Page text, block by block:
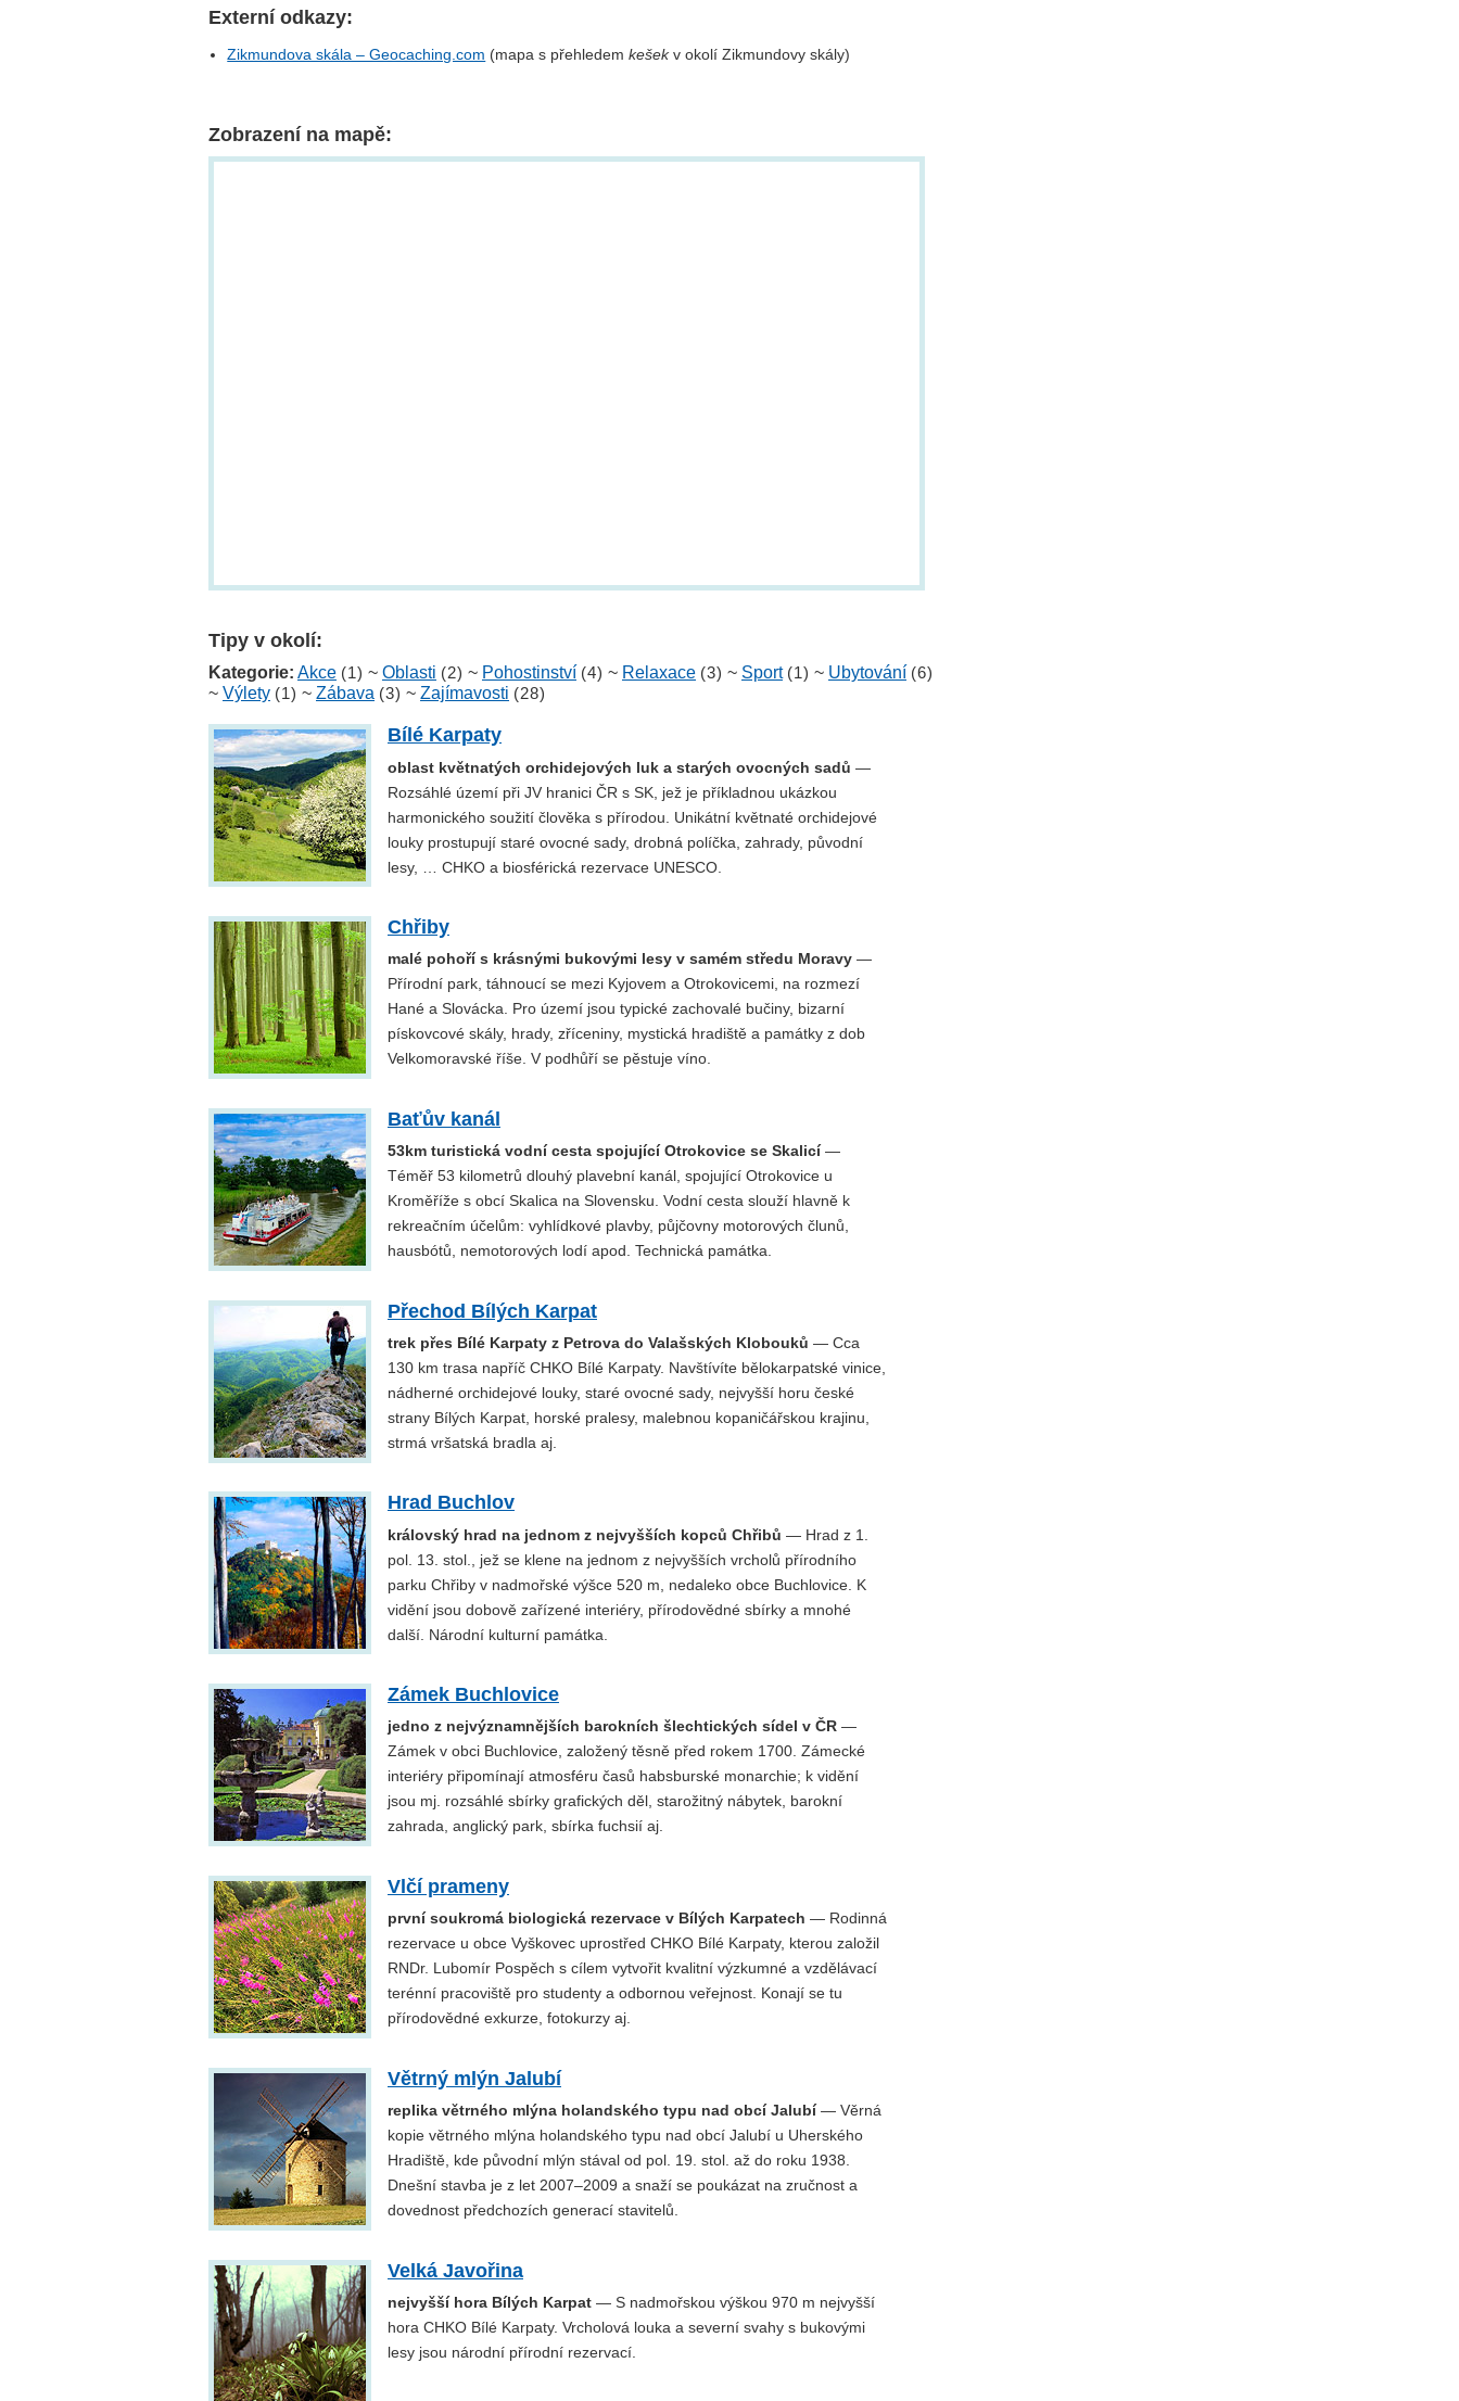
Externí odkazy:
Zikmundova skála – Geocaching.com (mapa s přehledemkešekv okolí Zikmundovy skály)
Zobrazení na mapě:
Tipy v okolí:
Kategorie: Akce (1) ~ Oblasti (2) ~ Pohostinství (4) ~ Relaxace (3) ~ Sport (1) ~ Ubytování (6)
~ Výlety (1) ~ Zábava (3) ~ Zajímavosti (28)
Bílé Karpaty
oblast květnatých orchidejových luk a starých ovocných sadů —
Rozsáhlé území při JV hranici ČR s SK, jež je příkladnou ukázkou
harmonického soužití člověka s přírodou. Unikátní květnaté orchidejové
louky prostupují staré ovocné sady, drobná políčka, zahrady, původní
lesy, … CHKO a biosférická rezervace UNESCO.
Chřiby
malé pohoří s krásnými bukovými lesy v samém středu Moravy —
Přírodní park, táhnoucí se mezi Kyjovem a Otrokovicemi, na rozmezí
Hané a Slovácka. Pro území jsou typické zachovalé bučiny, bizarní
pískovcové skály, hrady, zříceniny, mystická hradiště a památky z dob
Velkomoravské říše. V podhůří se pěstuje víno.
Baťův kanál
53km turistická vodní cesta spojující Otrokovice se Skalicí—
Téměř 53 kilometrů dlouhý plavební kanál, spojující Otrokovice u
Kroměříže s obcí Skalica na Slovensku. Vodní cesta slouží hlavně k
rekreačním účelům: vyhlídkové plavby, půjčovny motorových člunů,
hausbótů, nemotorových lodí apod. Technická památka.
Přechod Bílých Karpat
trek přes Bílé Karpaty z Petrova do Valašských Klobouků — Cca
130 km trasa napříč CHKO Bílé Karpaty. Navštívíte bělokarpatské vinice,
nádherné orchidejové louky, staré ovocné sady, nejvyšší horu české
strany Bílých Karpat, horské pralesy, malebnou kopaničářskou krajinu,
strmá vršatská bradla aj.
Hrad Buchlov
královský hrad na jednom z nejvyšších kopců Chřibů — Hrad z 1.
pol. 13. stol., jež se klene na jednom z nejvyšších vrcholů přírodního
parku Chřiby v nadmořské výšce 520 m, nedaleko obce Buchlovice. K
vidění jsou dobově zařízené interiéry, přírodovědné sbírky a mnohé
další. Národní kulturní památka.
Zámek Buchlovice
jedno z nejvýznamnějších barokních šlechtických sídel v ČR —
Zámek v obci Buchlovice, založený těsně před rokem 1700. Zámecké
interiéry připomínají atmosféru časů habsburské monarchie; k vidění
jsou mj. rozsáhlé sbírky grafických děl, starožitný nábytek, barokní
zahrada, anglický park, sbírka fuchsií aj.
Vlčí prameny
první soukromá biologická rezervace v Bílých Karpatech — Rodinná
rezervace u obce Vyškovec uprostřed CHKO Bílé Karpaty, kterou založil
RNDr. Lubomír Pospěch s cílem vytvořit kvalitní výzkumné a vzdělávací
terénní pracoviště pro studenty a odbornou veřejnost. Konají se tu
přírodovědné exkurze, fotokurzy aj.
Větrný mlýn Jalubí
replika větrného mlýna holandského typu nad obcí Jalubí— Věrná
kopie větrného mlýna holandského typu nad obcí Jalubí u Uherského
Hradiště, kde původní mlýn stával od pol. 19. stol. až do roku 1938.
Dnešní stavba je z let 2007–2009 a snaží se poukázat na zručnost a
dovednost předchozích generací stavitelů.
Velká Javořina
nejvyšší hora Bílých Karpat — S nadmořskou výškou 970 m nejvyšší
hora CHKO Bílé Karpaty. Vrcholová louka a severní svahy s bukovými
lesy jsou národní přírodní rezervací.